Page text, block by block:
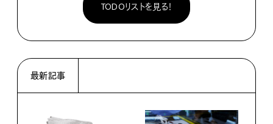
TODOリストを見る！
最新記事